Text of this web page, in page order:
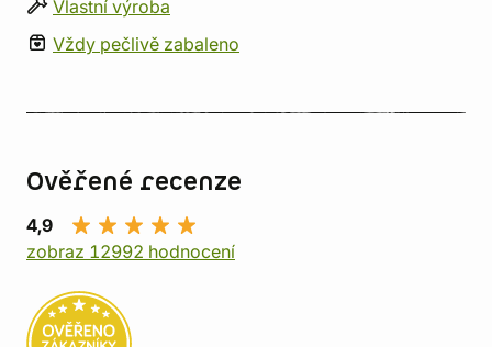
Vlastní výroba
Vždy pečlivě zabaleno
Ověřené recenze
4,9
zobraz 12992 hodnocení